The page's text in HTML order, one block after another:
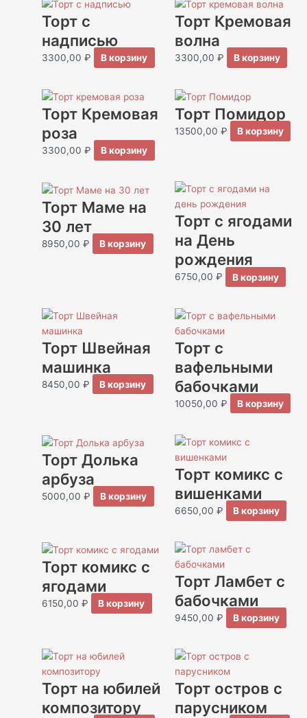
Торт с
надписью
3300,00₽ В корзину
Торт Кремовая
волна
3300,00 ₽ В корзину
Торт Кремовая
роза
3300,00₽ В корзину
Торт Помидор
13500,00 ₽ В корзину
Торт Маме на
30 лет
8950,00₽ В корзину
Торт с ягодами
на День
рождения
6750,00 ₽ В корзину
Торт Швейная
машинка
8450,00₽ В корзину
Торт с
вафельными
бабочками
10050,00 ₽ В корзину
Торт Долька
арбуза
5000,00₽ В корзину
Торт комикс с
вишенками
6650,00 ₽ В корзину
Торт комикс с
ягодами
6150,00₽ В корзину
Торт Ламбет с
бабочками
9450,00 ₽ В корзину
Торт на юбилей
композитору
Торт остров с
парусником